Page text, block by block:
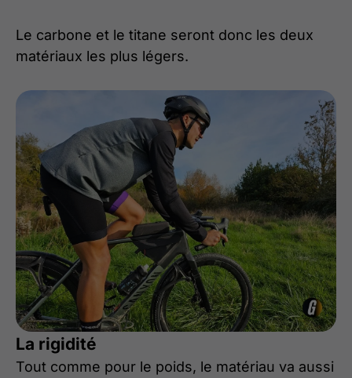
Le carbone et le titane seront donc les deux
matériaux les plus légers.
La rigidité
Tout comme pour le poids, le matériau va aussi